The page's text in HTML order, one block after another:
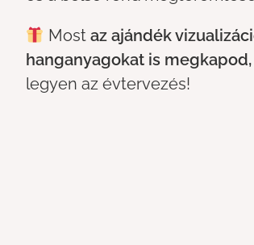
Most az ajándék
hanganyagokat is megkapod,
legyen az évtervezés!